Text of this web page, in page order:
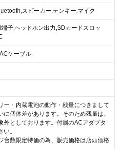
スピーカー,テンキー,マイク
子,ヘッドホン出力,SDカードスロッ
ケーブル
ー・内蔵電池の動作・残量につきまして
に個体差があります。そのため残量は、
外としております。付属のACアダプタ
い。
台数限定特価の為、販売価格は店頭価格